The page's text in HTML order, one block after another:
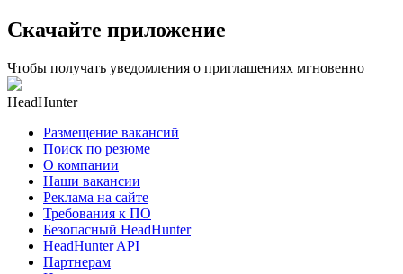
Скачайте приложение
Чтобы получать уведомления о приглашениях мгновенно
HeadHunter
Размещение вакансий
Поиск по резюме
О компании
Наши вакансии
Реклама на сайте
Требования к ПО
Безопасный HeadHunter
HeadHunter API
Партнерам